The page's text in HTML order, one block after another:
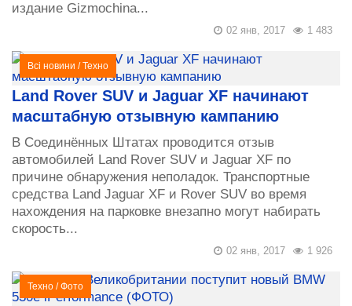
издание Gizmochina...
1 483
02 янв, 2017
Всі новини /Техно
Land Rover SUV и Jaguar XF начинают
масштабную отзывную кампанию
В Соединённых Штатах проводится отзыв
автомобилей Land Rover SUV и Jaguar XF по
причине обнаружения неполадок. Транспортные
средства Land Jaguar XF и Rover SUV во время
нахождения на парковке внезапно могут набирать
скорость...
1 926
02 янв, 2017
Техно /Фото